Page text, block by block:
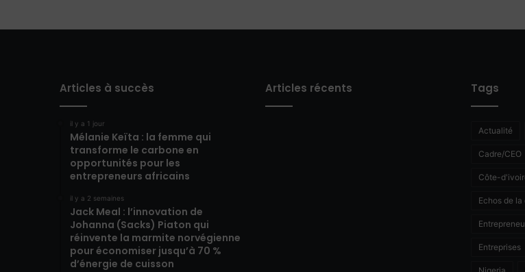
Articles à succès
il y a 1 jour
Mélanie Keïta : la femme qui
transforme le carbone en
opportunités pour les
entrepreneurs africains
il y a 2 semaines
Jack Meal : l’innovation de
Johanna (Sacks) Piaton qui
réinvente la marmite norvégienne
pour économiser jusqu’à 70 %
d’énergie de cuisson
Articles récents Tags
Actualité
Cadre/CEO
Côte-
Echos de la
Entreprises